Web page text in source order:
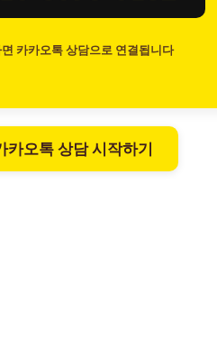
카카오톡 상담으로 연결됩니다
카오톡 상담 시작하기